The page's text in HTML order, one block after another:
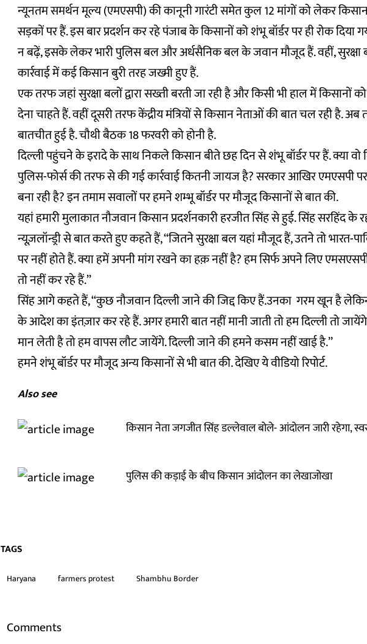
न्यूनतम समर्थन मूल्य (एमएसपी) की कानूनी गारंटी समेत कुल 12 मांगों को लेकर
सड़कों पर हैं. इस बार प्रदर्शन कर रहे पंजाब के किसानों को शंभू बॉर्डर पर ही रोक दिया
न बढ़ें, इसके लेकर भारी पुलिस बल और अर्धसैनिक बल के जवान मौजूद हैं. वहीं, सुरक्षा
कार्रवाई में कई किसान बुरी तरह जख्मी हुए हैं.
एक तरफ जहां सुरक्षा बलों द्वारा सख्ती बरती जा रही है और किसी भी हाल में किसानों
देना चाहते हैं. वहीं दूसरी तरफ केंद्रीय मंत्रियों से किसान नेताओं की बात चल रही है. अब
बातचीत हुई है. चौथी बैठक 18 फरवरी को होनी है.
दिल्ली पहुंचने के इरादे के साथ निकले किसान बीते छह दिन से शंभू बॉर्डर पर हैं. क्या वो
पुलिस-फोर्स की तरफ से की गई कार्रवाई कितनी जायज है? सरकार आखिर एमएसपी
बना रही है? इन तमाम सवालों पर हमने शम्भू बॉर्डर पर मौजूद किसानों से बात की.
यहां हमारी मुलाकात नौजवान किसान प्रदर्शनकारी हरजीत सिंह से हुई. सिंह सरहिंद के
न्यूज़लॉन्ड्री से बात करते हुए कहते हैं, ‘‘जितने सुरक्षा बल यहां मौजूद हैं, उतने तो भारत-
पर नहीं होते हैं. क्या हमें अपनी मांग रखने का हक़ नहीं है? हम सिर्फ अपने लिए
तो नहीं कर रहे हैं.’’
सिंह आगे कहते हैं, ‘‘कुछ नौजवान दिल्ली जाने की जिद्द किए हैं.उनका गरम खून है
के आदेश का इंतज़ार कर रहे हैं. अगर हमारी बात नहीं मानी जाती तो हम दिल्ली तो
मान लेती है तो हम वापस लौट जायेंगे. दिल्ली जाने की हमने कसम नहीं खाई है.’’
हमने शंभू बॉर्डर पर मौजूद अन्य किसानों से भी बात की. देखिए ये वीडियो रिपोर्ट.
Also see
किसान नेता जगजीत सिंह डल्लेवाल बोले- आंदोलन जारी रहेगा,
पुलिस की कड़ाई के बीच किसान आंदोलन का लेखाजोखा
TAGS
Haryana farmers protest Shambhu Border
Comments